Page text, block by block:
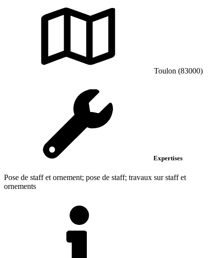
Toulon (83000)
Expertises
Pose de staff et ornement; pose de staff; travaux sur staff et
ornements